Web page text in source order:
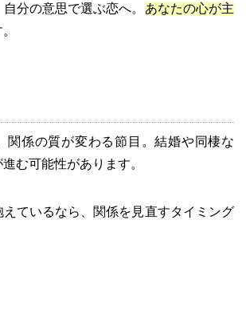
分の意思で選ぶ恋へ。 あなたの心が主
関係の質が変わる節目。結婚や同棲な
む可能性があります。
ているなら、関係を見直すタイミング